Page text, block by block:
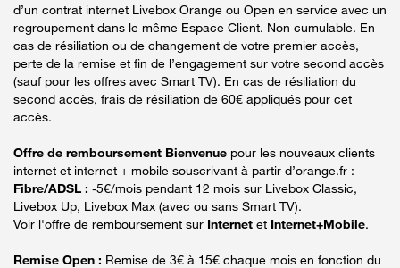
d’un contrat internet Livebox Orange ou Open en service avec un
regroupement dans le même Espace Client. Non cumulable. En
cas de résiliation ou de changement de votre premier accès,
perte de la remise et fin de l’engagement sur votre second accès
(sauf pour les offres avec Smart TV). En cas de résiliation du
second accès, frais de résiliation de 60€ appliqués pour cet
accès.
Offre de remboursement Bienvenue pour les nouveaux clients
internet et internet + mobile souscrivant à partir d’orange.fr :
Fibre/ADSL : -5€/mois pendant 12 mois sur Livebox Classic,
Livebox Up, Livebox Max (avec ou sans Smart TV).
Voir l'offre de remboursement sur Internet et Internet+Mobile.
Remise Open : Remise de 3€ à 15€ chaque mois en fonction du